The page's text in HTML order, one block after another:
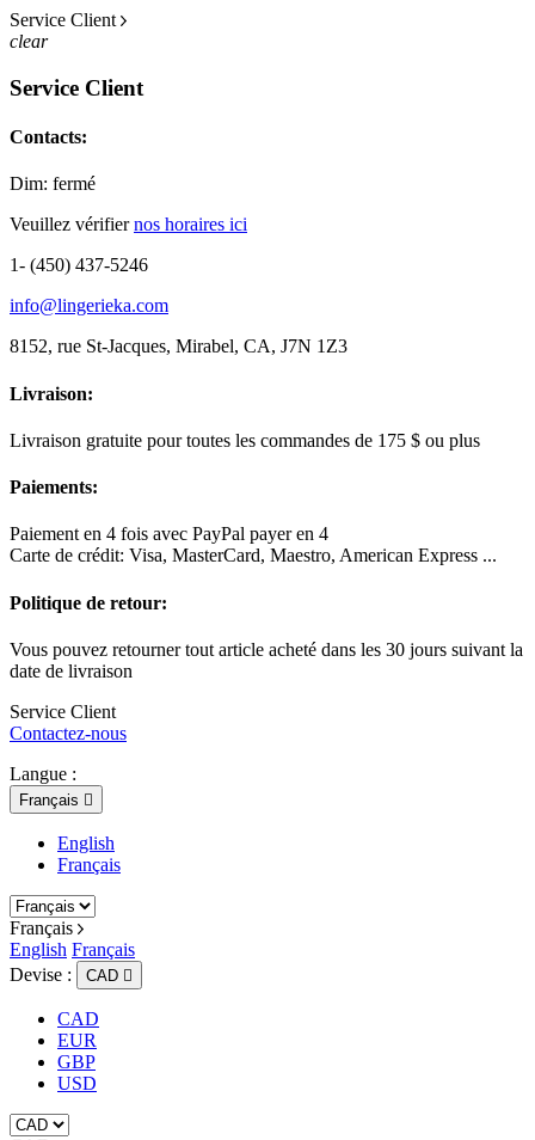
Service Client
clear
Service Client
Contacts:
Dim: fermé
Veuillez vérifiernos horaires ici
1- (450) 437-5246
info@lingerieka.com
8152, rue St-Jacques, Mirabel, CA, J7N 1Z3
Livraison:
Livraison gratuite pour toutes les commandes de 175 $ ou plus
Paiements:
Paiement en 4 fois avec PayPal payer en 4
Carte de crédit: Visa, MasterCard, Maestro, American Express ...
Politique de retour:
Vous pouvez retourner tout article acheté dans les 30 jours suivant la
date de livraison
Service Client
Contactez-nous
Langue :
Français 
English
Français
Français
English Français
Devise :
CAD 
CAD
EUR
GBP
USD